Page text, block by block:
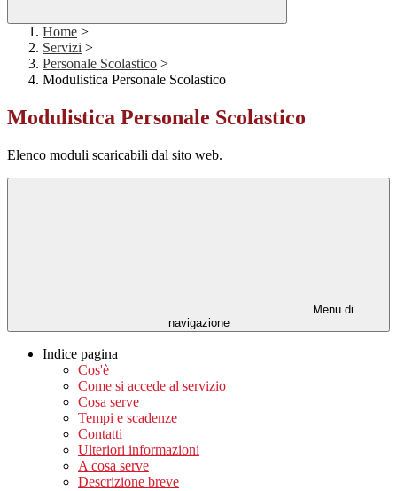
Home >
Servizi >
Personale Scolastico >
Modulistica Personale Scolastico
Modulistica Personale Scolastico
Elenco moduli scaricabili dal sito web.
Menu di
navigazione
Indice pagina
Cos'è
Come si accede al servizio
Cosa serve
Tempi e scadenze
Contatti
Ulteriori informazioni
A cosa serve
Descrizione breve